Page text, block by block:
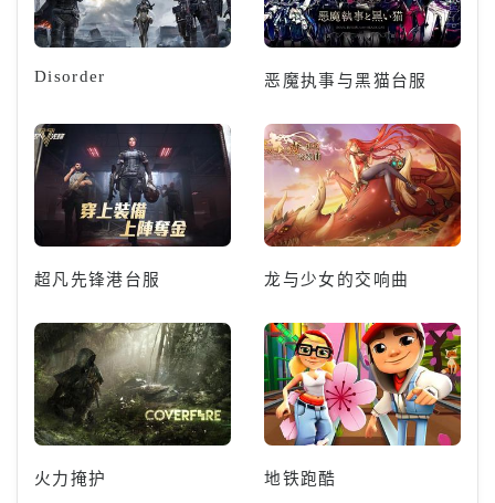
Disorder 恶魔执事与黑猫台服
超凡先锋港台服 龙与少女的交响曲
火力掩护 地铁跑酷